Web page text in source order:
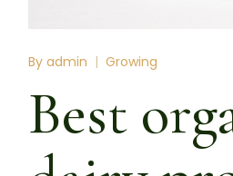
By admin Growing
Best